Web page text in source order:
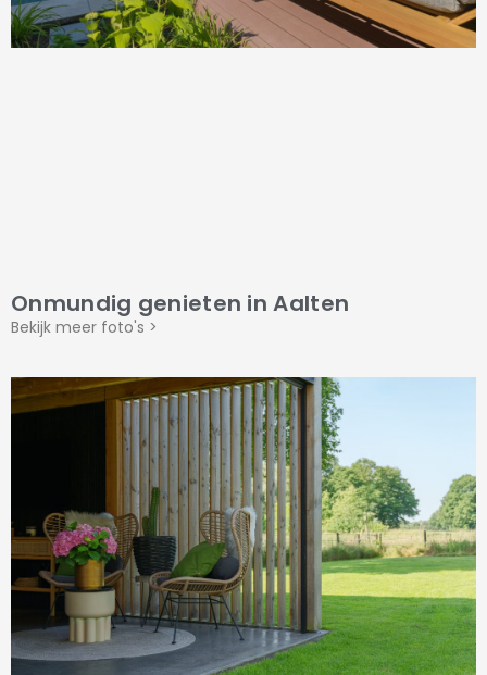
Onmundig genieten in Aalten
Bekijk meer foto's >